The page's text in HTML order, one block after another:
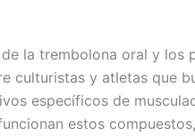
la trembolona oral y los
culturistas y atletas que
específicos de
estos